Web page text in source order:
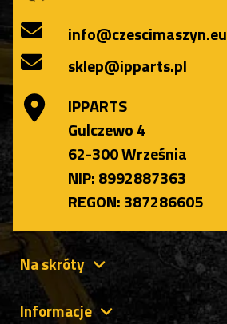
info@czescimaszyn.eu
sklep@ipparts.pl
IPPARTS
Gulczewo 4
62-300 Września
NIP: 8992887363
REGON: 387286605
Na skróty
Informacje